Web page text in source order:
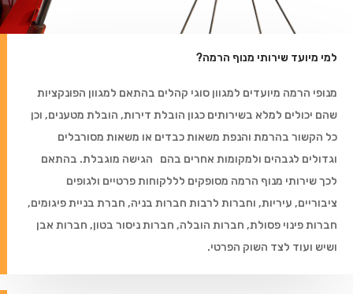
למי מיועד שירותי מנוף הרמה?
מנופי הרמה מיועדים למגוון סוגי קהלים בהתאם למגוון הפונקציות
שהם יכולים למלא בשירותים כגון הובלת דירות, הובלת מטענים, וכן
כל הקשור בהרמת והנפת משאות כבדים או משאות מסורבלים
וגדולים לגבהים ולמקומות אחרים בהם הגישה מוגבלת. בהתאם
לכך שירותי מנוף הרמה מסופקים לללקוחות פרטיים ולגופים
ציבוריים, עיריות, וחברות לרבות חברות בניה, חברת בניית פיגומים,
חברות פינוי פסולת, חברות הובלה, חברות ניסור בטון, חברות אבן
ושיש ועוד לצד השוק הפרטי.